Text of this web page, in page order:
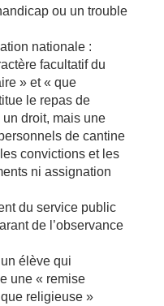
ou un trouble
nationale :
facultatif du
» et « que
le repas de
droit, mais une
de cantine
convictions et les
ni assignation
du service public
de l’observance
élève qui
une « remise
religieuse »